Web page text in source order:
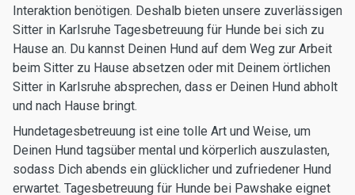
Interaktion benötigen. Deshalb bieten unsere zuverlässigen
Sitter in Karlsruhe Tagesbetreuung für Hunde bei sich zu
Hause an. Du kannst Deinen Hund auf dem Weg zur Arbeit
beim Sitter zu Hause absetzen oder mit Deinem örtlichen
Sitter in Karlsruhe absprechen, dass er Deinen Hund abholt
und nach Hause bringt.
Hundetagesbetreuung ist eine tolle Art und Weise, um
Deinen Hund tagsüber mental und körperlich auszulasten,
sodass Dich abends ein glücklicher und zufriedener Hund
erwartet. Tagesbetreuung für Hunde bei Pawshake eignet